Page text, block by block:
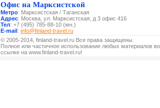
Офис на Марксистской
Метро: Марксистская / Таганская
Адрес: Москва, ул. Марксистская, д 3 офис 416
Тел: +7 (495) 785-88-10 (мн.)
E-mail: info@finland-travel.ru
© 2005-2014, finland-travel.ru Все права защищены.
Полное или частичное использование любых материалов
ссылке на www.finland-travel.ru!